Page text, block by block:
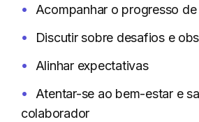
Acompanhar o progresso
Discutir sobre desafios e
Alinhar expectativas
Atentar-se ao bem-estar e
colaborador